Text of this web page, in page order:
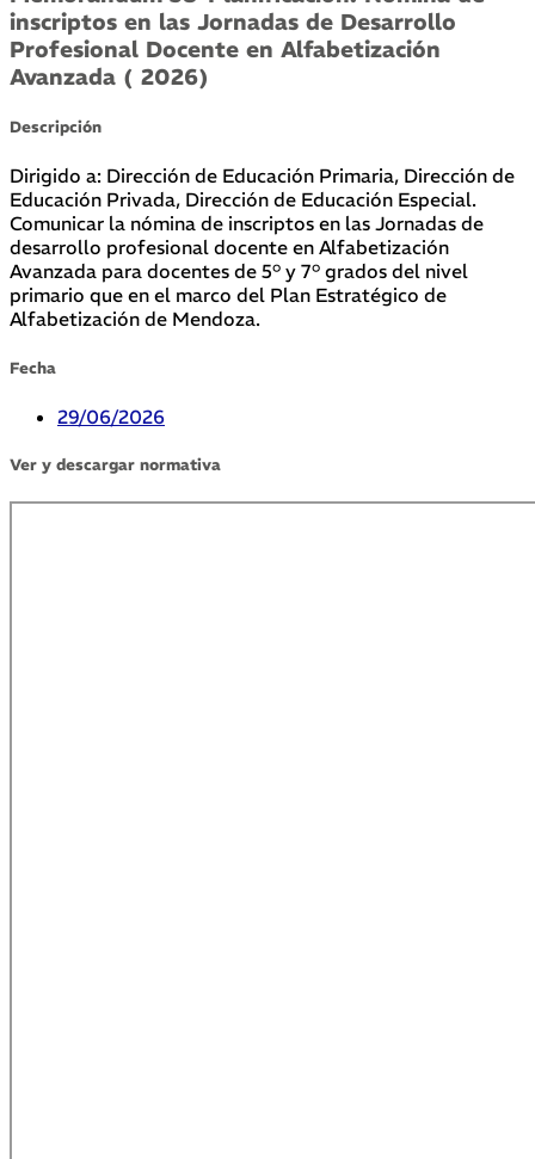
inscriptos en las Jornadas de Desarrollo
Profesional Docente en Alfabetización
Avanzada ( 2026)
Descripción
Dirigido a: Dirección de Educación Primaria, Dirección de
Educación Privada, Dirección de Educación Especial.
Comunicar la nómina de inscriptos en las Jornadas de
desarrollo profesional docente en Alfabetización
Avanzada para docentes de 5° y 7° grados del nivel
primario que en el marco del Plan Estratégico de
Alfabetización de Mendoza.
Fecha
29/06/2026
Ver y descargar normativa